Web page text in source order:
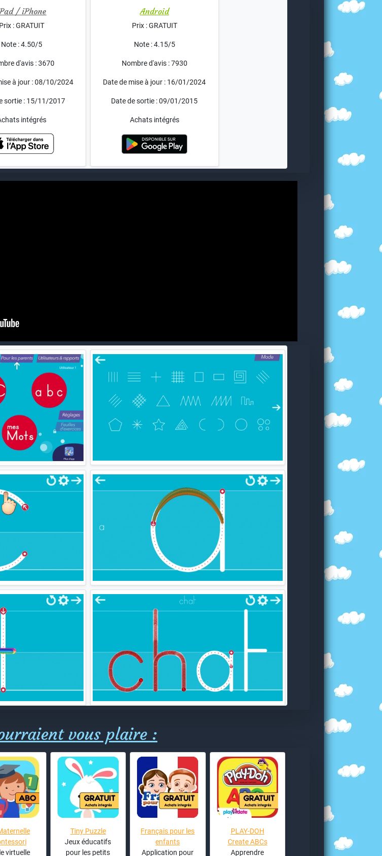
/ iPhone
Prix : GRATUIT
Note : 4.50/5
d'avis : 3670
à jour : 08/10/2024
sortie : 15/11/2017
intégrés
Android
Prix : GRATUIT
Note : 4.15/5
Nombre d'avis : 7930
Date de mise à jour : 16/01/2024
Date de sortie : 09/01/2015
Achats intégrés
vous plaire :
virtuelle
Tiny Puzzle
Jeux éducatifs
pour les petits
Français pour les
enfants
Application pour
PLAY-DOH
Create ABCs
Apprendre